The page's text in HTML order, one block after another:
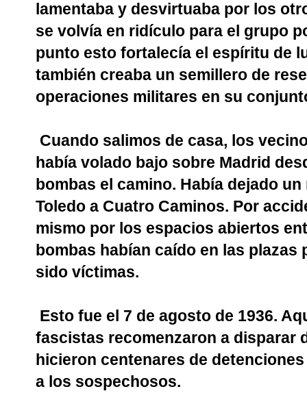
lamentaba y desvirtuaba por los
se volvía en ridículo para el grupo
punto esto fortalecía el espíritu de
también creaba un semillero de
operaciones militares en su
Cuando salimos de casa, los
había volado bajo sobre Madrid
bombas el camino. Había dejado
Toledo a Cuatro Caminos. Por
mismo por los espacios abiertos
bombas habían caído en las
sido víctimas.
Esto fue el 7 de agosto de 1936.
fascistas recomenzaron a disparar
hicieron centenares de
a los sospechosos.